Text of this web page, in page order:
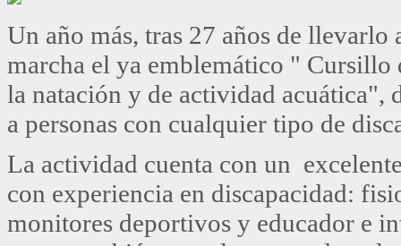
Un año más, tras 27 años de llevarlo
marcha el ya emblemático "
la natación y de actividad acuática",
a personas con cualquier tipo de
La actividad cuenta con un
con experiencia en discapacidad:
monitores deportivos y educador e